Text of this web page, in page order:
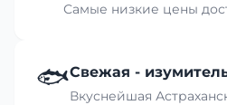
Самые низкие цены
🐟Свежая -
Вкуснейшая